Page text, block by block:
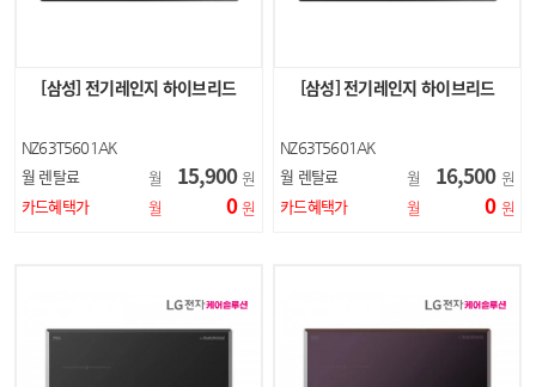
[삼성] 전기레인지 하이브리드
NZ63T5601AK
월 렌탈료 월 15,900 원
카드혜택가
월 0 원
[삼성] 전기레인지 하이브리드
NZ63T5601AK
월 렌탈료 월 16,500 원
카드혜택가
월 0 원